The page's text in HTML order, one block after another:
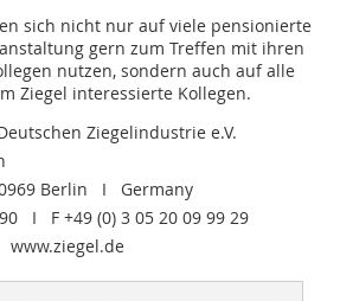
sich nicht nur auf viele pen­sionierte
gern zum Treffen mit ihren
nutzen, sondern auch auf alle
Ziegel interessierte Kollegen.
Ziegelindustrie e.V.
Berlin I Germany
I F +49 (0) 3 05 20 09 99 29